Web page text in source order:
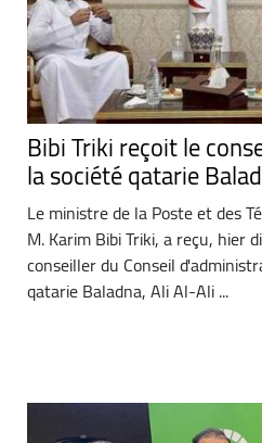
Bibi Triki reçoit le
la société qatarie
Le ministre de la Poste et des
M. Karim Bibi Triki, a reçu, hier
conseiller du Conseil
qatarie Baladna, Ali Al-Ali ...